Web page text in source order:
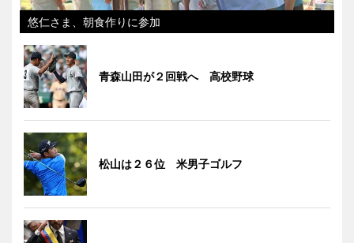
悠仁さま、朝食作りに参加
青森山田が２回戦へ 高校野球
松山は２６位 米男子ゴルフ